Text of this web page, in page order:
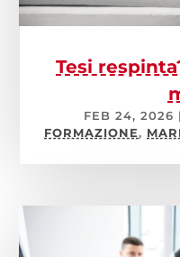
Tesi
FEB 24, 2026 |
FORMAZIONE,